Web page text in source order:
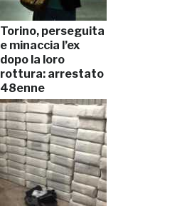
Torino, perseguita
e minaccia l’ex
dopo la loro
rottura: arrestato
48enne